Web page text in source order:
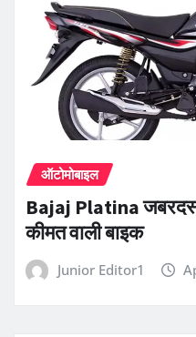
ऑटोमोबाइल
Bajaj Platina
कीमत वाली बाइक
Junior Editor1